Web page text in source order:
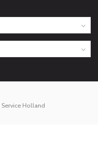
Holland